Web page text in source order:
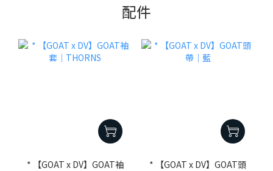
配件
* 【GOAT x DV】GOAT袖
* 【GOAT x DV】GOAT頭